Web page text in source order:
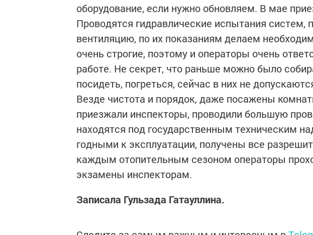
оборудование, если нужно обновляем. В мае
Проводятся гидравлические испытания
вентиляцию, по их показаниям делаем
очень строгие, поэтому и операторы очень
работе. Не секрет, что раньше можно было
посидеть, погреться, сейчас в них не
Везде чистота и порядок, даже посажены
приезжали инспекторы, проводили большую
находятся под государственным техническим
годными к эксплуатации, получены все
каждым отопительным сезоном операторы
экзамены инспекторам.
Записала Гульзада Гатауллина.